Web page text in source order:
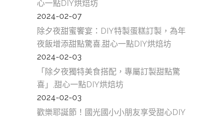
心一點DIY烘焙坊
2024-02-07
除夕夜甜蜜饗宴：DIY特製蛋糕訂製，為年
夜飯增添甜點驚喜,甜心一點DIY烘焙坊
2024-02-03
「除夕夜獨特美食搭配，專屬訂製甜點驚
喜」,甜心一點DIY烘焙坊
2024-02-03
歡樂耶誕節！國光國小小朋友享受甜心DIY